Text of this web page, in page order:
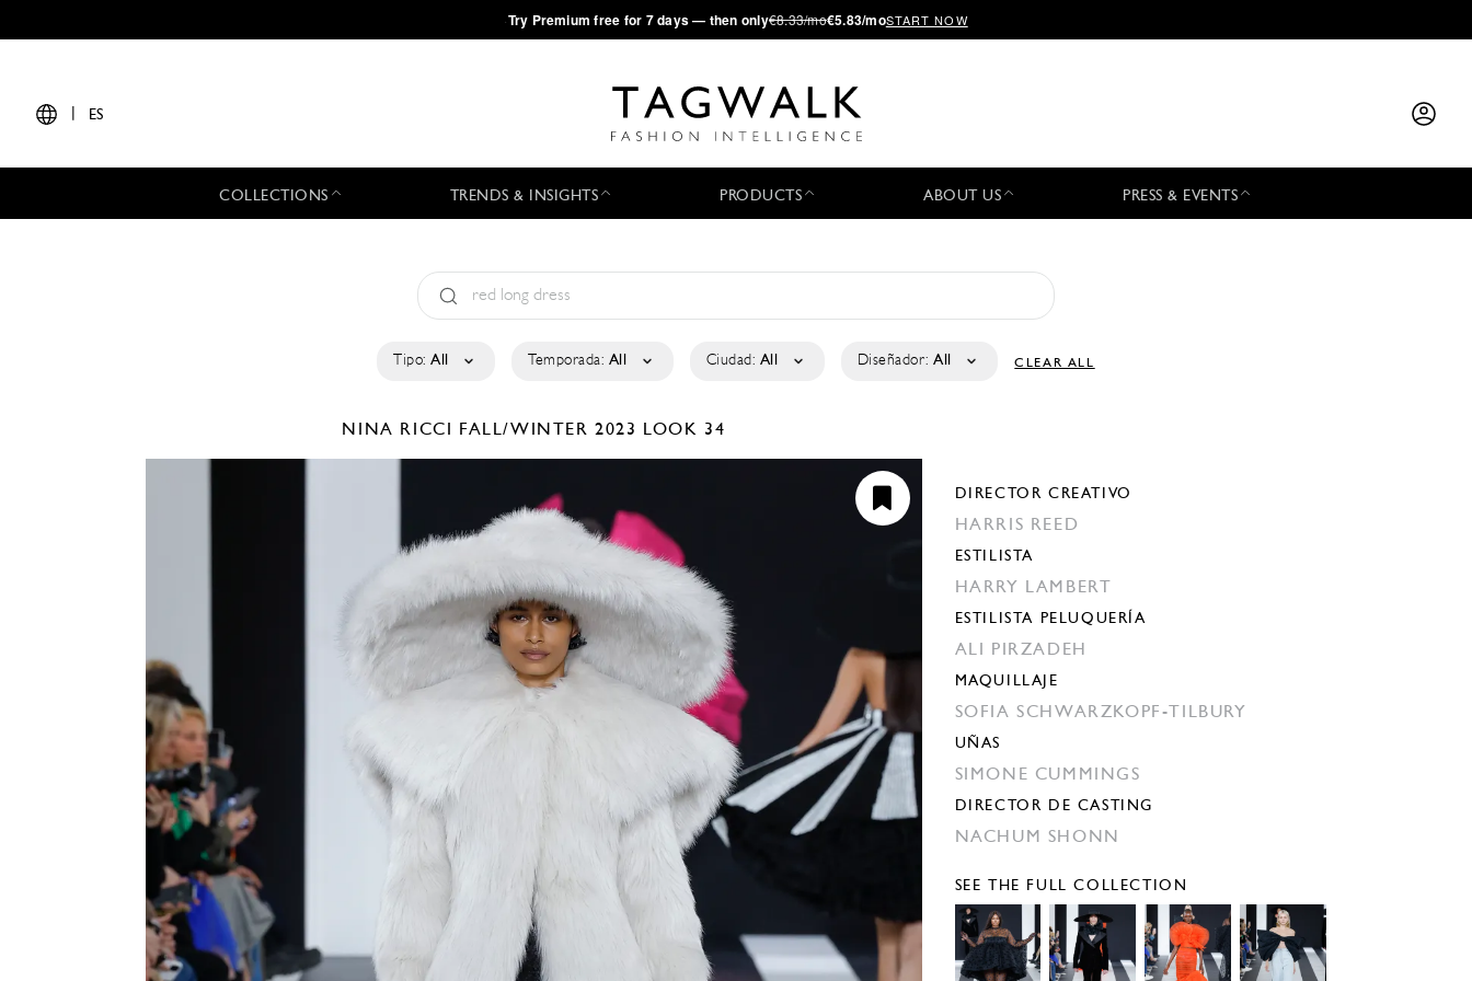
·Try Premium free for 7 days — then only€8.33/mo€5.83/moSTART NOW
ES
COLLECTIONS TRENDS & INSIGHTS PRODUCTS ABOUT US PRESS & EVENTS
Tipo: All Temporada: All Ciudad: All Diseñador: All CLEAR ALL
NINA RICCI FALL/WINTER 2023 LOOK 34
DIRECTOR CREATIVO
HARRIS REED
ESTILISTA
HARRY LAMBERT
ESTILISTA PELUQUERÍA
ALI PIRZADEH
MAQUILLAJE
SOFIA SCHWARZKOPF-TILBURY
UÑAS
SIMONE CUMMINGS
DIRECTOR DE CASTING
NACHUM SHONN
SEE THE FULL COLLECTION